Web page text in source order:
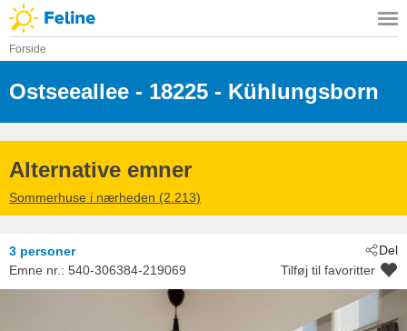
Forside
Ostseeallee - 18225 - Kühlungsborn
Alternative emner
Sommerhuse i nærheden (2.213)
Del
3 personer
Emne nr.: 540-306384-219069 Tilføj til favoritter